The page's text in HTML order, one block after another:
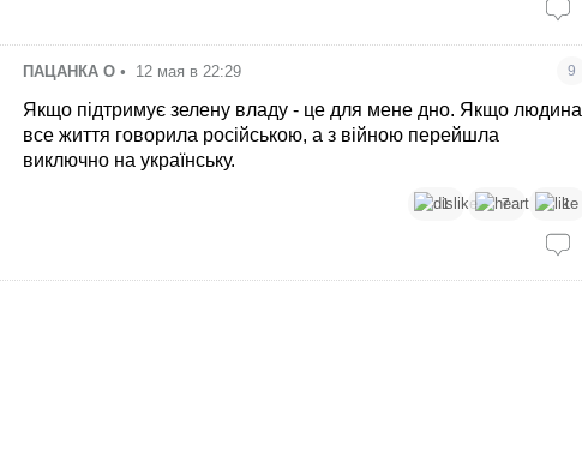
ПАЦАНКА О • 12 мая в 22:29 9
Якщо підтримує зелену владу - це для мене дно. Якщо людина
все життя говорила російською, а з війною перейшла
виключно на українську.
1 7 1